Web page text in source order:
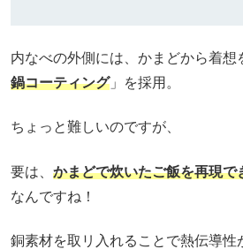
内なべの外側には、かまどから着想
鍋コーティング」を採用。
ちょっと難しいのですが、
要は、 かまどで炊いたご飯を再現で
なんですね！
銅素材を取リ入れることで熱伝導性